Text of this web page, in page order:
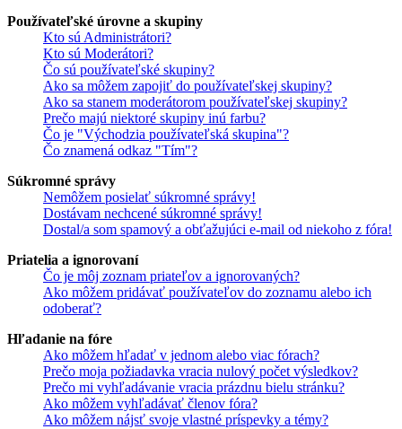
Používateľské úrovne a skupiny
Kto sú Administrátori?
Kto sú Moderátori?
Čo sú používateľské skupiny?
Ako sa môžem zapojiť do používateľskej skupiny?
Ako sa stanem moderátorom používateľskej skupiny?
Prečo majú niektoré skupiny inú farbu?
Čo je "Východzia používateľská skupina"?
Čo znamená odkaz "Tím"?
Súkromné správy
Nemôžem posielať súkromné správy!
Dostávam nechcené súkromné správy!
Dostal/a som spamový a obťažujúci e-mail od niekoho z fóra!
Priatelia a ignorovaní
Čo je môj zoznam priateľov a ignorovaných?
Ako môžem pridávať používateľov do zoznamu alebo ich
odoberať?
Hľadanie na fóre
Ako môžem hľadať v jednom alebo viac fórach?
Prečo moja požiadavka vracia nulový počet výsledkov?
Prečo mi vyhľadávanie vracia prázdnu bielu stránku?
Ako môžem vyhľadávať členov fóra?
Ako môžem nájsť svoje vlastné príspevky a témy?